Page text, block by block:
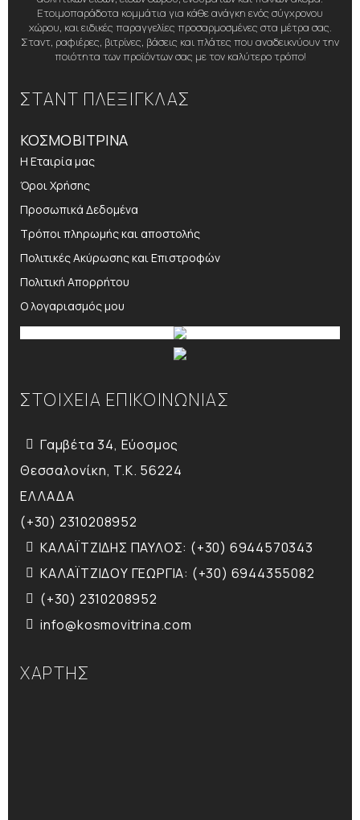
Ετοιμοπαράδοτα κομμάτια για κάθε ανάγκη ενός σύγχρονου
χώρου, και ειδικές παραγγελίες προσαρμοσμένες στα μέτρα σας.
Σταντ, ραφιέρες, βιτρίνες, βάσεις και πλάτες που αναδεικνύουν την
ποιότητα των προϊόντων σας με τον καλύτερο τρόπο!
ΣΤΑΝΤ ΠΛΕΞΙΓΚΛΑΣ
ΚΟΣΜΟΒΙΤΡΙΝΑ
Η Εταιρία μας
Όροι Χρήσης
Προσωπικά Δεδομένα
Τρόποι πληρωμής και αποστολής
Πολιτικές Ακύρωσης και Επιστροφών
Πολιτική Απορρήτου
Ο λογαριασμός μου
ΣΤΟΙΧΕΙΑ ΕΠΙΚΟΙΝΩΝΙΑΣ
Γαμβέτα 34, Εύοσμος
Θεσσαλονίκη, T.K. 56224
ΕΛΛΑΔΑ
(+30) 2310208952
ΚΑΛΑΪΤΖΙΔΗΣ ΠΑΥΛΟΣ: (+30) 6944570343
ΚΑΛΑΪΤΖΙΔΟΥ ΓΕΩΡΓΙΑ: (+30) 6944355082
(+30) 2310208952
info@kosmovitrina.com
ΧΑΡΤΗΣ